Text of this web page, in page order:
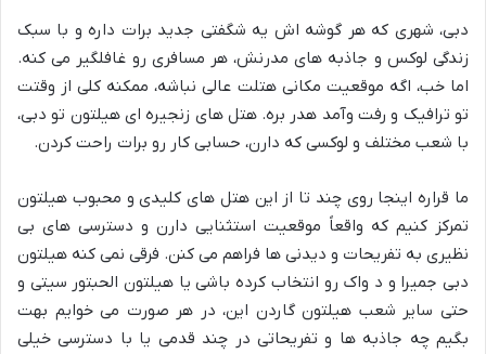
دبی، شهری که هر گوشه اش یه شگفتی جدید برات داره و با سبک
زندگی لوکس و جاذبه های مدرنش، هر مسافری رو غافلگیر می کنه.
اما خب، اگه موقعیت مکانی هتلت عالی نباشه، ممکنه کلی از وقتت
تو ترافیک و رفت وآمد هدر بره. هتل های زنجیره ای هیلتون تو دبی،
با شعب مختلف و لوکسی که دارن، حسابی کار رو برات راحت کردن.
ما قراره اینجا روی چند تا از این هتل های کلیدی و محبوب هیلتون
تمرکز کنیم که واقعاً موقعیت استثنایی دارن و دسترسی های بی
نظیری به تفریحات و دیدنی ها فراهم می کنن. فرقی نمی کنه هیلتون
دبی جمیرا و د واک رو انتخاب کرده باشی یا هیلتون الحبتور سیتی و
حتی سایر شعب هیلتون گاردن این، در هر صورت می خوایم بهت
بگیم چه جاذبه ها و تفریحاتی در چند قدمی یا با دسترسی خیلی